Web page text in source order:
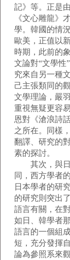
記》等。正是
《文心雕龍》
學。韓國的情
歐美，正值以
時期，此前的
文論對“文學性
究來自另一種
己主張類同的
文學理論，嚴
重視無疑更容
恩對《滄浪詩
之所在。同樣
翻譯、研究的
素的探討。
其次，與日
同，西方學者
日本學者的研
的研究則突出
語言有關，在
如日、韓學者
語言的一個組
短，充分發揮
論為參照系來